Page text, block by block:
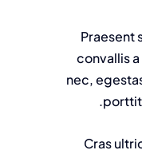
Praesent
convallis
nec,
Cras